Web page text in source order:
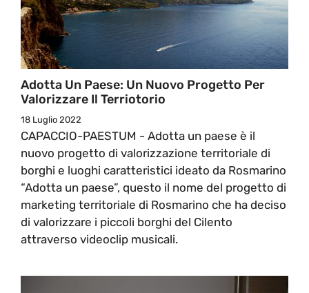
Adotta Un Paese: Un Nuovo Progetto Per
Valorizzare Il Terriotorio
18 Luglio 2022
CAPACCIO-PAESTUM - Adotta un paese è il
nuovo progetto di valorizzazione territoriale di
borghi e luoghi caratteristici ideato da Rosmarino
“Adotta un paese”, questo il nome del progetto di
marketing territoriale di Rosmarino che ha deciso
di valorizzare i piccoli borghi del Cilento
attraverso videoclip musicali.